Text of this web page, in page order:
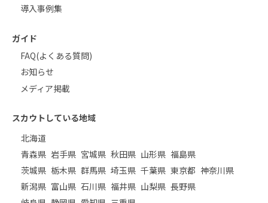
導入事例集
ガイド
FAQ(よくある質問)
お知らせ
メディア掲載
スカウトしている地域
北海道
青森県 岩手県 宮城県 秋田県 山形県 福島県
茨城県 栃木県 群馬県 埼玉県 千葉県 東京都 神奈川県
新潟県 富山県 石川県 福井県 山梨県 長野県